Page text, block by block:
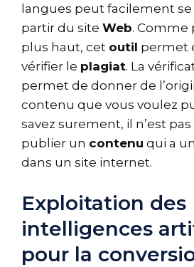
langues peut facilement se
partir du site Web. Comme
plus haut, cet outil permet
vérifier le plagiat. La
permet de donner de
contenu que vous voulez
savez surement, il n’est
publier un contenu qui a
dans un site internet.
Exploitation des
intelligences
pour la